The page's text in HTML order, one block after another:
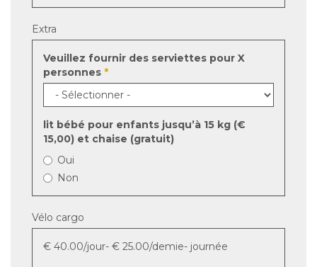
Extra
Veuillez fournir des serviettes pour X
personnes *
lit bébé pour enfants jusqu’à 15 kg (€
15,00) et chaise (gratuit)
Oui
Non
Vélo cargo
€ 40.00/jour- € 25.00/demie- journée